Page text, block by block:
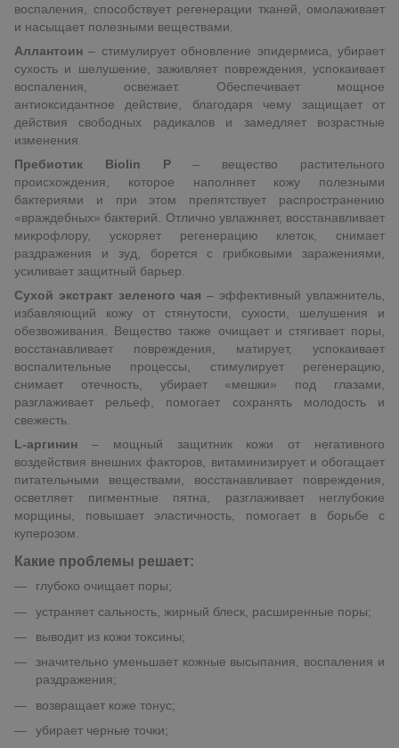
воспаления, способствует регенерации тканей, омолаживает
и насыщает полезными веществами.
Аллантоин – стимулирует обновление эпидермиса, убирает
сухость и шелушение, заживляет повреждения, успокаивает
воспаления, освежает. Обеспечивает мощное
антиоксидантное действие, благодаря чему защищает от
действия свободных радикалов и замедляет возрастные
изменения.
Пребиотик Biolin P– вещество растительного
происхождения, которое наполняет кожу полезными
бактериями и при этом препятствует распространению
«враждебных» бактерий. Отлично увлажняет, восстанавливает
микрофлору, ускоряет регенерацию клеток, снимает
раздражения и зуд, борется с грибковыми заражениями,
усиливает защитный барьер.
Сухой экстракт зеленого чая – эффективный увлажнитель,
избавляющий кожу от стянутости, сухости, шелушения и
обезвоживания. Вещество также очищает и стягивает поры,
восстанавливает повреждения, матирует, успокаивает
воспалительные процессы, стимулирует регенерацию,
снимает отечность, убирает «мешки» под глазами,
разглаживает рельеф, помогает сохранять молодость и
свежесть.
L-аргинин – мощный защитник кожи от негативного
воздействия внешних факторов, витаминизирует и обогащает
питательными веществами, восстанавливает повреждения,
осветляет пигментные пятна, разглаживает неглубокие
морщины, повышает эластичность, помогает в борьбе с
куперозом.
Какие проблемы решает:
глубоко очищает поры;
устраняет сальность, жирный блеск, расширенные поры;
выводит из кожи токсины;
значительно уменьшает кожные высыпания, воспаления и
раздражения;
возвращает коже тонус;
убирает черные точки;